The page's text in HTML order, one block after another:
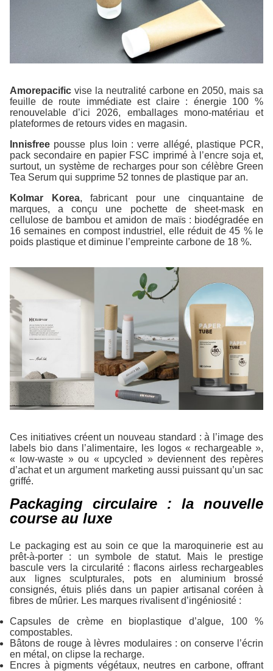
Amorepacific vise la neutralité carbone en 2050, mais sa
feuille de route immédiate est claire : énergie 100 %
renouvelable d’ici 2026, emballages mono-matériau et
plateformes de retours vides en magasin.
Innisfree pousse plus loin : verre allégé, plastique PCR,
pack secondaire en papier FSC imprimé à l’encre soja et,
surtout, un système de recharges pour son célèbre Green
Tea Serum qui supprime 52 tonnes de plastique par an.
Kolmar Korea, fabricant pour une cinquantaine de
marques, a conçu une pochette de sheet-mask en
cellulose de bambou et amidon de maïs : biodégradée en
16 semaines en compost industriel, elle réduit de 45 % le
poids plastique et diminue l’empreinte carbone de 18 %.
Ces initiatives créent un nouveau standard : à l’image des
labels bio dans l’alimentaire, les logos « rechargeable »,
« low-waste » ou « upcycled » deviennent des repères
d’achat et un argument marketing aussi puissant qu’un sac
griffé.
Packaging circulaire : la nouvelle
course au luxe
Le packaging est au soin ce que la maroquinerie est au
prêt-à-porter : un symbole de statut. Mais le prestige
bascule vers la circularité : flacons airless rechargeables
aux lignes sculpturales, pots en aluminium brossé
consignés, étuis pliés dans un papier artisanal coréen à
fibres de mûrier. Les marques rivalisent d’ingéniosité :
Capsules de crème en bioplastique d’algue, 100 %
compostables.
Bâtons de rouge à lèvres modulaires : on conserve l’écrin
en métal, on clipse la recharge.
Encres à pigments végétaux, neutres en carbone, offrant